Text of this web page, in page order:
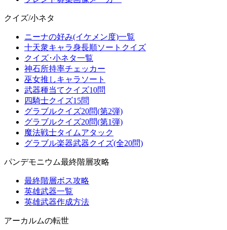
クイズ/小ネタ
ニーナの好み(イケメン度)一覧
十天衆キャラ身長順ソートクイズ
クイズ･小ネタ一覧
神石所持率チェッカー
巫女推しキャラソート
武器種当てクイズ10問
四騎士クイズ15問
グラブルクイズ20問(第2弾)
グラブルクイズ20問(第1弾)
魔法戦士タイムアタック
グラブル楽器武器クイズ(全20問)
パンデモニウム最終階層攻略
最終階層ボス攻略
英雄武器一覧
英雄武器作成方法
アーカルムの転世